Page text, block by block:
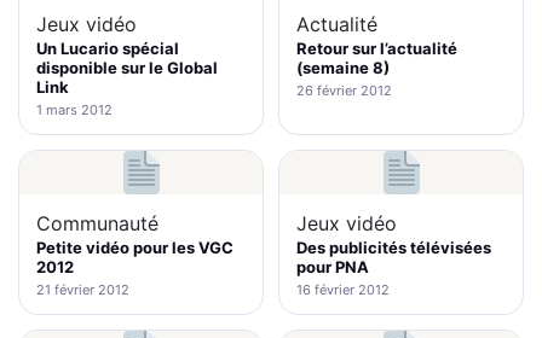
Jeux vidéo
Un Lucario spécial
disponible sur le Global
Link
1 mars 2012
Actualité
Retour sur l’actualité
(semaine 8)
26 février 2012
Communauté
Petite vidéo pour les VGC
2012
21 février 2012
Jeux vidéo
Des publicités télévisées
pour PNA
16 février 2012